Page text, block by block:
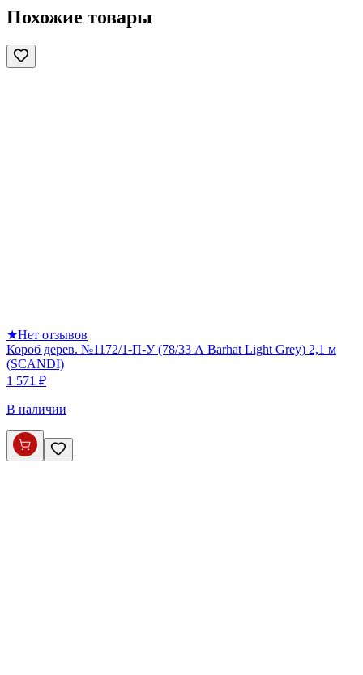
Похожие товары
★Нет отзывов
Короб дерев. №1172/1-П-У (78/33 А Barhat Light Grey) 2,1 м
(SCANDI)
1 571 ₽
В наличии